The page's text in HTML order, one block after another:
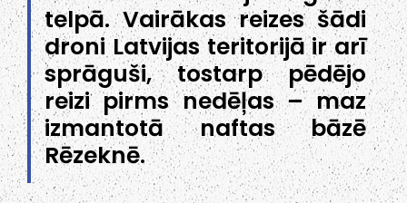
telpā. Vairākas reizes šādi
droni Latvijas teritorijā ir arī
sprāguši, tostarp pēdējo
reizi pirms nedēļas – maz
izmantotā naftas bāzē
Rēzeknē.